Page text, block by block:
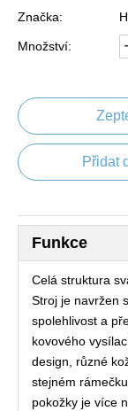
Značka:
Množství:
Přidat
Funkce
Celá struktura
Stroj je navržen
spolehlivost a
kovového
design, různé
stejném
pokožky je více